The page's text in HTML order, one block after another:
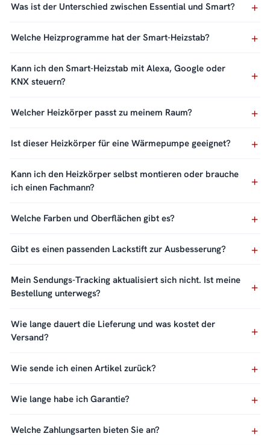
Was ist der Unterschied zwischen Essential und Smart?
Welche Heizprogramme hat der Smart-Heizstab?
Kann ich den Smart-Heizstab mit Alexa, Google oder
KNX steuern?
Welcher Heizkörper passt zu meinem Raum?
Ist dieser Heizkörper für eine Wärmepumpe geeignet?
Kann ich den Heizkörper selbst montieren oder brauche
ich einen Fachmann?
Welche Farben und Oberflächen gibt es?
Gibt es einen passenden Lackstift zur Ausbesserung?
Mein Sendungs-Tracking aktualisiert sich nicht. Ist meine
Bestellung unterwegs?
Wie lange dauert die Lieferung und was kostet der
Versand?
Wie sende ich einen Artikel zurück?
Wie lange habe ich Garantie?
Welche Zahlungsarten bieten Sie an?